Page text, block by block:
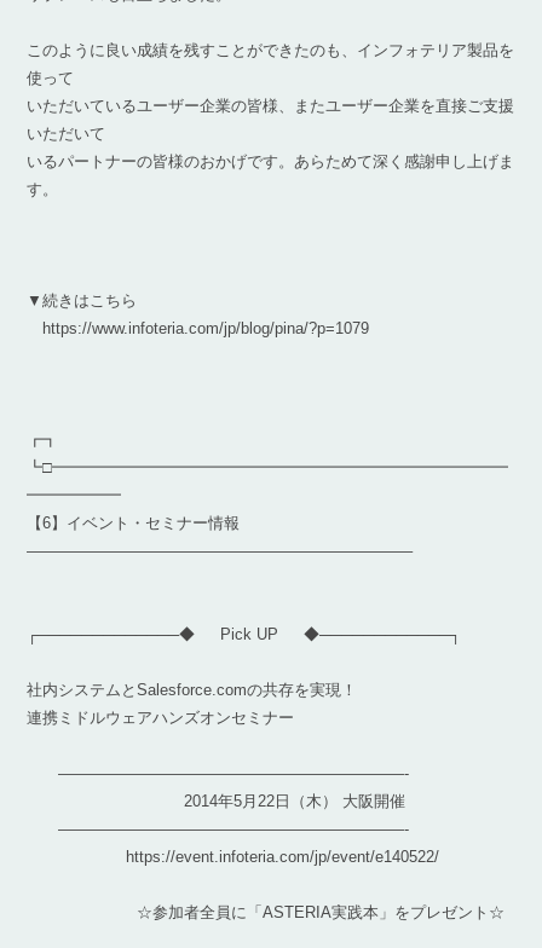
このように良い成績を残すことができたのも、インフォテリア製品を
使って
いただいているユーザー企業の皆様、またユーザー企業を直接ご支援
いただいて
いるパートナーの皆様のおかげです。あらためて深く感謝申し上げま
す。
▼続きはこちら
https://www.infoteria.com/jp/blog/pina/?p=1079
┏┓
┗□━━━━━━━━━━━━━━━━━━━━━━━━━━━━━
━━━━━━
【6】イベント・セミナー情報
————————————————————————–
┌─────────────◆ Pick UP ◆────────────┐
社内システムとSalesforce.comの共存を実現！
連携ミドルウェアハンズオンセミナー
——————————————————————-
2014年5月22日（木） 大阪開催
——————————————————————-
https://event.infoteria.com/jp/event/e140522/
☆参加者全員に「ASTERIA実践本」をプレゼント☆